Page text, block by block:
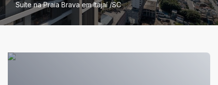
Suíte na Praia Brava em Itajaí /SC